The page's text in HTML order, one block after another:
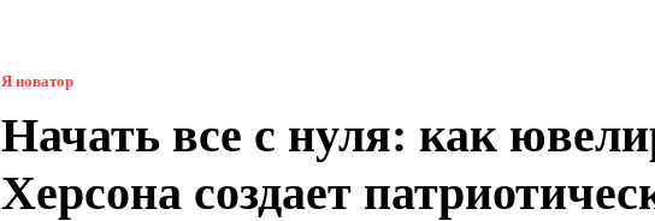
Я новатор
Начать все с нуля: как
Херсона создает